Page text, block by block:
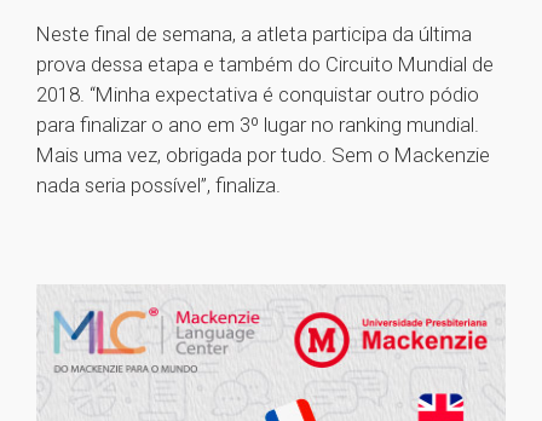
Neste final de semana, a atleta participa da última
prova dessa etapa e também do Circuito Mundial de
2018. “Minha expectativa é conquistar outro pódio
para finalizar o ano em 3º lugar no ranking mundial.
Mais uma vez, obrigada por tudo. Sem o Mackenzie
nada seria possível”, finaliza.